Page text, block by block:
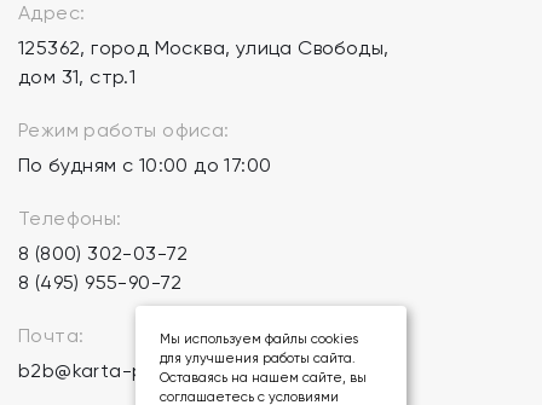
Адрес:
125362, город Москва, улица Свободы,
дом 31, стр.1
Режим работы офиса:
По будням с 10:00 до 17:00
Телефоны:
8 (800) 302-03-72
8 (495) 955-90-72
Почта:
b2b@karta-podarkov.ru
Мы используем файлы cookies
для улучшения работы сайта.
Оставаясь на нашем сайте, вы
соглашаетесь с условиями